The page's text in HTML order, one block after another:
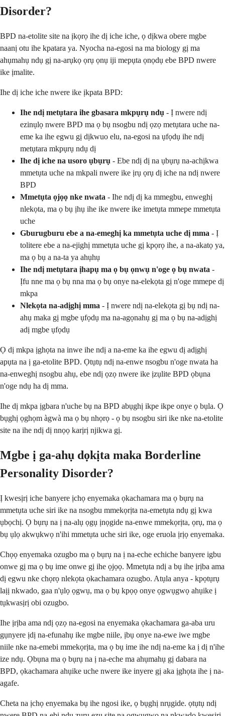
Disorder?
BPD na-etolite site na ịkọrọ ihe dị iche iche, ọ dịkwa obere mgbe
naanị otu ihe kpatara ya. Nyocha na-egosi na ma biology gị ma
ahụmahụ ndụ gị na-arụkọ ọrụ ọnụ iji mepụta ọnọdụ ebe BPD nwere
ike ịmalite.
Ihe dị iche iche nwere ike ịkpata BPD:
Ihe ndị metụtara ihe gbasara mkpụrụ ndụ - Ị nwere ndị
ezinụlọ nwere BPD ma ọ bụ nsogbu ndị ọzọ metụtara uche na-
eme ka ihe egwu gị dịkwuo elu, na-egosi na ụfọdụ ihe ndị
metụtara mkpụrụ ndụ dị
Ihe dị iche na usoro ụbụrụ - Ebe ndị dị na ụbụrụ na-achịkwa
mmetụta uche na mkpali nwere ike ịrụ ọrụ dị iche na ndị nwere
BPD
Mmetụta ọjọọ nke nwata - Ihe ndị dị ka mmegbu, enweghị
nlekọta, ma ọ bụ ịhụ ihe ike nwere ike imetụta mmepe mmetụta
uche
Gburugburu ebe a na-emeghị ka mmetụta uche dị mma - Ị
tolitere ebe a na-ejighị mmetụta uche gị kpọrọ ihe, a na-akatọ ya,
ma ọ bụ a na-ta ya ahụhụ
Ihe ndị metụtara ịhapụ ma ọ bụ ọnwụ n'oge ọ bụ nwata -
Ịfu nne ma ọ bụ nna ma ọ bụ onye na-elekọta gị n'oge mmepe dị
mkpa
Nlekọta na-adịghị mma - Ị nwere ndị na-elekọta gị bụ ndị na-
ahụ maka gị mgbe ụfọdụ ma na-agọnahụ gị ma ọ bụ na-adịghị
adị mgbe ụfọdụ
Ọ dị mkpa ịghọta na inwe ihe ndị a na-eme ka ihe egwu dị adịghị
apụta na ị ga-etolite BPD. Ọtụtụ ndị na-enwe nsogbu n'oge nwata ha
na-enweghị nsogbu ahụ, ebe ndị ọzọ nwere ike ịzụlite BPD ọbụna
n'oge ndụ ha dị mma.
Ihe dị mkpa ịgbara n'uche bụ na BPD abụghị ikpe ikpe onye ọ bụla. Ọ
bụghị ọghọm àgwà ma ọ bụ nhọrọ - ọ bụ nsogbu siri ike nke na-etolite
site na ihe ndị dị nnọọ karịrị njikwa gị.
Mgbe ị ga-ahụ dọkịta maka Borderline
Personality Disorder?
Ị kwesịrị iche banyere ịchọ enyemaka ọkachamara ma ọ bụrụ na
mmetụta uche siri ike na nsogbu mmekọrịta na-emetụta ndụ gị kwa
ụbọchị. Ọ bụrụ na ị na-alụ ọgụ ịnọgide na-enwe mmekọrịta, ọrụ, ma ọ
bụ ụlọ akwụkwọ n'ihi mmetụta uche siri ike, oge eruola ịrịọ enyemaka.
Chọọ enyemaka ozugbo ma ọ bụrụ na ị na-eche echiche banyere igbu
onwe gị ma ọ bụ ime onwe gị ihe ọjọọ. Mmetụta ndị a bụ ihe ịrịba ama
dị egwu nke chọrọ nlekọta ọkachamara ozugbo. Atụla anya - kpọtụrụ
laịị nkwado, gaa n'ụlọ ọgwụ, ma ọ bụ kpọọ onye ọgwụgwọ ahụike ị
tụkwasịrị obi ozugbo.
Ihe ịrịba ama ndị ọzọ na-egosi na enyemaka ọkachamara ga-aba uru
gụnyere ịdị na-efunahụ ike mgbe niile, ịbụ onye na-ewe iwe mgbe
niile nke na-emebi mmekọrịta, ma ọ bụ ime ihe ndị na-eme ka ị dị n'ihe
ize ndụ. Ọbụna ma ọ bụrụ na ị na-eche ma ahụmahụ gị dabara na
BPD, ọkachamara ahụike uche nwere ike inyere gị aka ịghọta ihe ị na-
agafe.
Cheta na ịchọ enyemaka bụ ihe ngosi ike, ọ bụghị nrụgide. ọtụtụ ndị